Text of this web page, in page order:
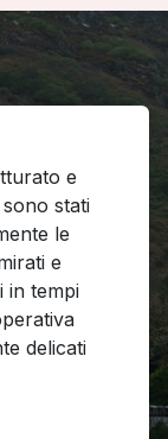
e
stati
le
e
in tempi
delicati